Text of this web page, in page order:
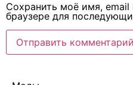
Сохранить моё имя, email
браузере для